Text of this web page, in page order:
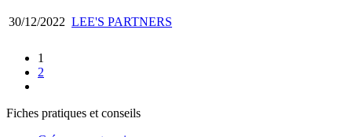
30/12/2022 LEE'S PARTNERS
1
2
Fiches pratiques et conseils